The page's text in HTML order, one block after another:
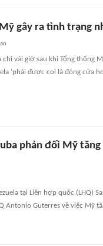
gây ra tình trạng
vài giờ sau khi Tổng thống
'phải được coi là đóng cửa
phản đối Mỹ
tại Liên hợp quốc (LHQ)
Antonio Guterres về việc Mỹ